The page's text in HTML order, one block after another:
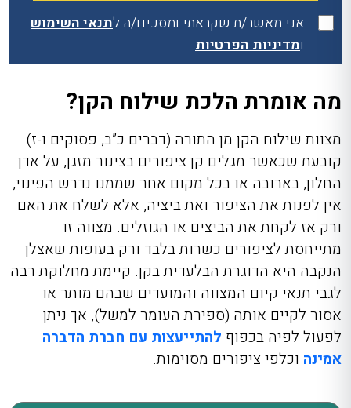
אני מאשר/ת שקראתי ומסכים/ה לתנאי השימוש
ומדיניות הפרטיות
מה אומרת הלכת שילוח הקן?
מצוות שילוח הקן מן התורה (דברים כ”ב, פסוקים ו-ז)
קובעת שכאשר מגלים קן ציפורים בצינור מזגן, על אדן
החלון, בארובה או בכל מקום אחר שממנו נדרש הפינוי,
אין לפנות את הציפור ואת ביציה, אלא לשלח את האם
ורק אז לקחת את הביצים או הגוזלים. מצווה זו
מתייחסת לציפורים כשרות בלבד ורק בעופות שאצלן
הנקבה היא הדוגרת הבלעדית בקן. קיימת מחלוקת רבה
לגבי תנאי קיום המצווה והמועדים שבהם מותר או
אסור לקיים אותה (ספירת העומר למשל), אך ניתן
לפעול לפיה בכפוף להתייעצות עם חברת הדברה
אמינה וכלפי ציפורים מסוימות.